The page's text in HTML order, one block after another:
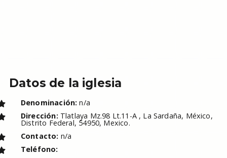
Datos de la iglesia
Denominación: n/a
Dirección: Tlatlaya Mz.98 Lt.11-A , La Sardaña, México,
Distrito Federal, 54950, Mexico.
Contacto: n/a
Teléfono: